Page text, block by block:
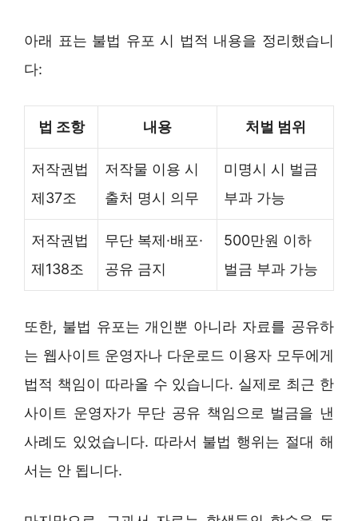
아래 표는 불법 유포 시 법적 내용을 정리했습니
다:
법 조항 내용 처벌 범위
저작권법
제37조
저작물 이용 시
출처 명시 의무
미명시 시 벌금
부과 가능
저작권법
제138조
무단 복제·배포·
공유 금지
500만원 이하
벌금 부과 가능
또한, 불법 유포는 개인뿐 아니라 자료를 공유하
는 웹사이트 운영자나 다운로드 이용자 모두에게
법적 책임이 따라올 수 있습니다. 실제로 최근 한
사이트 운영자가 무단 공유 책임으로 벌금을 낸
사례도 있었습니다. 따라서 불법 행위는 절대 해
서는 안 됩니다.